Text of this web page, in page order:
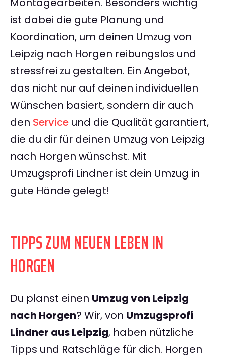
ist dabei die gute Planung und
Koordination, um deinen Umzug von
Leipzig nach Horgen reibungslos und
stressfrei zu gestalten. Ein Angebot,
das nicht nur auf deinen individuellen
Wünschen basiert, sondern dir auch
den Service und die Qualität garantiert,
die du dir für deinen Umzug von Leipzig
nach Horgen wünschst. Mit
Umzugsprofi Lindner ist dein Umzug in
gute Hände gelegt!
TIPPS ZUM NEUEN LEBEN IN
HORGEN
Du planst einen Umzug von Leipzig
nach Horgen? Wir, von Umzugsprofi
Lindner aus Leipzig, haben nützliche
Tipps und Ratschläge für dich. Horgen